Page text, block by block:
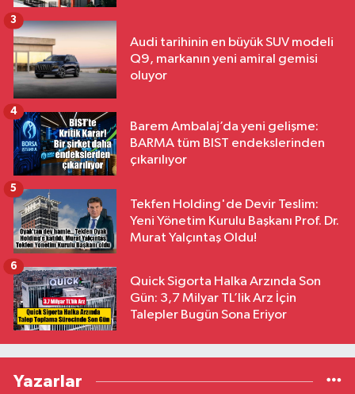
Audi tarihinin en büyük SUV modeli
Q9, markanın yeni amiral gemisi
oluyor
3
Barem Ambalaj’da yeni gelişme:
BARMA tüm BIST endekslerinden
çıkarılıyor
4
Tekfen Holding'de Devir Teslim:
Yeni Yönetim Kurulu Başkanı Prof. Dr.
Murat Yalçıntaş Oldu!
5
Quick Sigorta Halka Arzında Son
Gün: 3,7 Milyar TL’lik Arz İçin
Talepler Bugün Sona Eriyor
6
Yazarlar